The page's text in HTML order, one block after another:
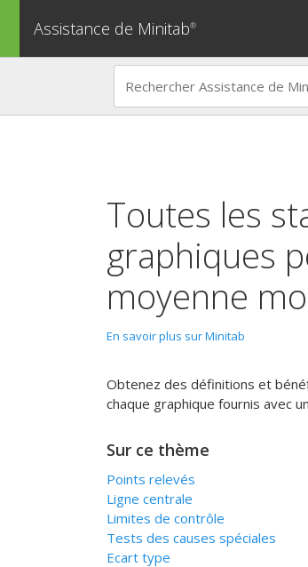
Assistance de Minitab®
Toutes les
graphiques
moyenne
En savoir plus sur Minitab
Obtenez des définitions et
chaque graphique fournis avec
Sur ce thème
Points relevés
Ligne centrale
Limites de contrôle
Tests des causes spéciales
Ecart type